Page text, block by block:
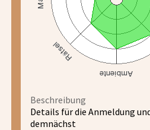
Beschreibung
Details für die Anmeldung
demnächst